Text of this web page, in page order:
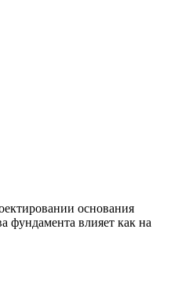
основания
фундамента влияет как на